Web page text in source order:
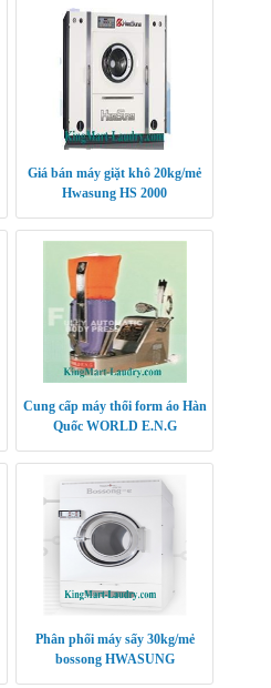
Giá bán máy giặt khô 20kg/mẻ
Hwasung HS 2000
Cung cấp máy thổi form áo Hàn
Quốc WORLD E.N.G
Phân phối máy sấy 30kg/mẻ
bossong HWASUNG